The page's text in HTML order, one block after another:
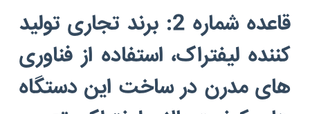
قاعده شماره 2: برند تجاری تولید
کننده لیفتراک، استفاده از فناوری
های مدرن در ساخت این دستگاه